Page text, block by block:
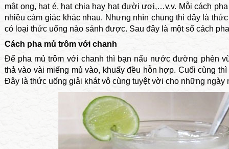
mật ong, hạt é, hạt chia hay hạt đười ươi,…v.v. Mỗi cách
nhiều cảm giác khác nhau. Nhưng nhìn chung thì đây là
có loại thức uống nào sánh được. Sau đây là một số cách
Cách pha mủ trôm với chanh
Để pha mủ trôm với chanh thì bạn nấu nước đường phèn
thả vào vài miếng mủ vào, khuấy đều hỗn hợp. Cuối cùng
Đây là thức uống giải khát vô cùng tuyệt vời cho những ngày